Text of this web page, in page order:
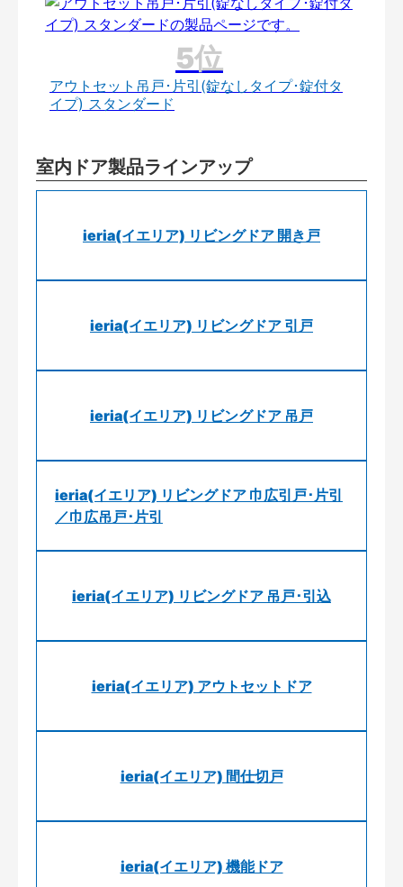
アウトセット吊戸･片引(錠なしタイプ･錠付タ
イプ) スタンダード
室内ドア製品ラインアップ
ieria(イエリア) リビングドア 開き戸
ieria(イエリア) リビングドア 引戸
ieria(イエリア) リビングドア 吊戸
ieria(イエリア) リビングドア 巾広引戸･片引
／巾広吊戸･片引
ieria(イエリア) リビングドア 吊戸･引込
ieria(イエリア) アウトセットドア
ieria(イエリア) 間仕切戸
ieria(イエリア) 機能ドア